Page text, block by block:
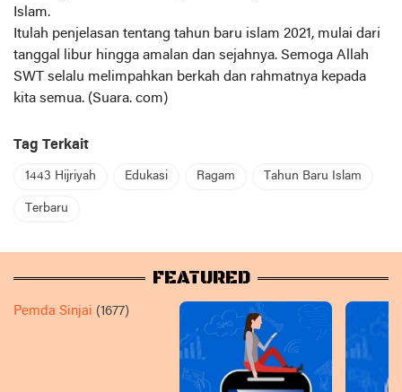
Islam.
Itulah penjelasan tentang tahun baru islam 2021, mulai dari
tanggal libur hingga amalan dan sejahnya. Semoga Allah
SWT selalu melimpahkan berkah dan rahmatnya kepada
kita semua. (Suara. com)
Tag Terkait
1443 Hijriyah Edukasi Ragam Tahun Baru Islam
Terbaru
FEATURED
Pemda Sinjai (1677)